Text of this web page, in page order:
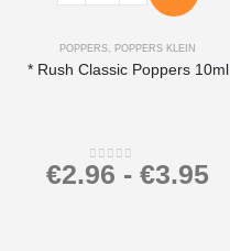
POPPERS, POPPERS KLEIN
* Rush Classic Poppers 10ml
0out of 5
€2.96 - €3.95